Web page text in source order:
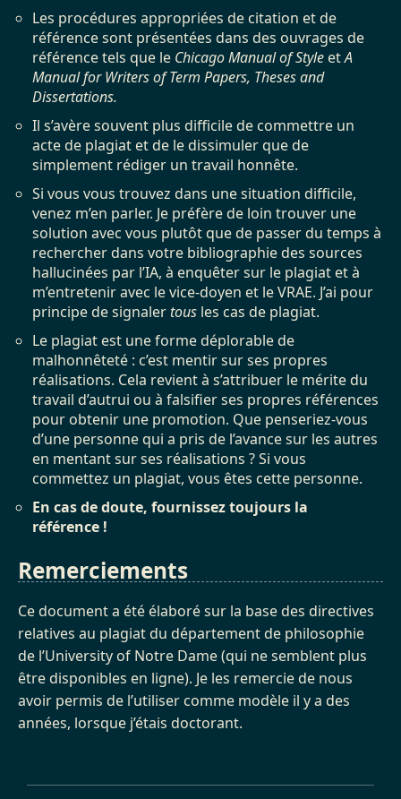
Les procédures appropriées de citation et de
référence sont présentées dans des ouvrages de
référence tels que le Chicago Manual of StyleetA
Manual for Writers of Term Papers, Theses and
Dissertations.
Il s’avère souvent plus difficile de commettre un
acte de plagiat et de le dissimuler que de
simplement rédiger un travail honnête.
Si vous vous trouvez dans une situation difficile,
venez m’en parler. Je préfère de loin trouver une
solution avec vous plutôt que de passer du temps à
rechercher dans votre bibliographie des sources
hallucinées par l’IA, à enquêter sur le plagiat et à
m’entretenir avec le vice-doyen et le VRAE. J’ai pour
principe de signalertous les cas de plagiat.
Le plagiat est une forme déplorable de
malhonnêteté : c’est mentir sur ses propres
réalisations. Cela revient à s’attribuer le mérite du
travail d’autrui ou à falsifier ses propres références
pour obtenir une promotion. Que penseriez-vous
d’une personne qui a pris de l’avance sur les autres
en mentant sur ses réalisations ? Si vous
commettez un plagiat, vous êtes cette personne.
En cas de doute, fournissez toujours la
référence !
Remerciements
Ce document a été élaboré sur la base des directives
relatives au plagiat du département de philosophie
de l’University of Notre Dame (qui ne semblent plus
être disponibles en ligne). Je les remercie de nous
avoir permis de l’utiliser comme modèle il y a des
années, lorsque j’étais doctorant.